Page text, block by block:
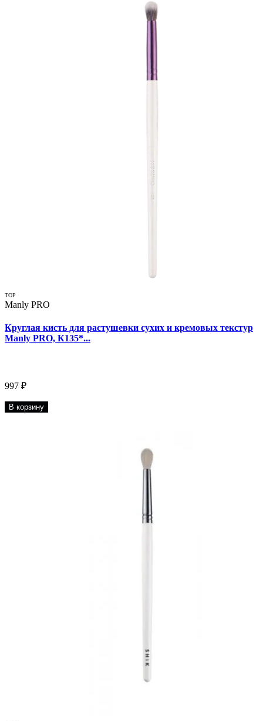
TOP
Manly PRO
Круглая кисть для растушевки сухих и кремовых текстур
Manly PRO, К135*...
997 ₽
В корзину